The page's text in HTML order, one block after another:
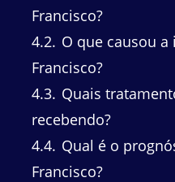
Francisco?
4.2 O que causou
Francisco?
4.3 Quais
recebendo?
4.4 Qual é o
Francisco?